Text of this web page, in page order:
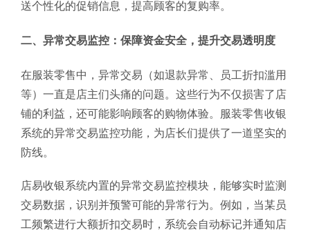
送个性化的促销信息，提高顾客的复购率。
二、异常交易监控：保障资金安全，提升交易透明度
在服装零售中，异常交易（如退款异常、员工折扣滥用
等）一直是店主们头痛的问题。这些行为不仅损害了店
铺的利益，还可能影响顾客的购物体验。服装零售收银
系统的异常交易监控功能，为店长们提供了一道坚实的
防线。
店易收银系统内置的异常交易监控模块，能够实时监测
交易数据，识别并预警可能的异常行为。例如，当某员
工频繁进行大额折扣交易时，系统会自动标记并通知店